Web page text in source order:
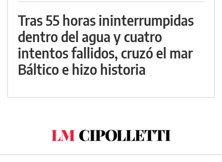
Tras 55 horas ininterrumpidas
dentro del agua y cuatro
intentos fallidos, cruzó el mar
Báltico e hizo historia